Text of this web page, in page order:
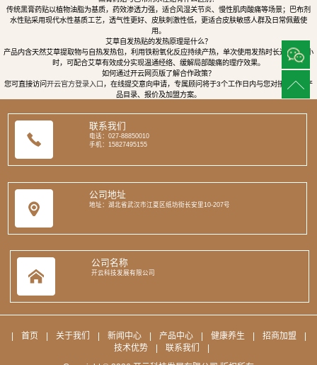
传统黑膏药贴以植物油脂为基质，药效渗透力强，适合风湿关节炎、慢性肌肉酸痛等场景；巴布剂
水性贴采用现代水性基质工艺，透气性更好、皮肤刺激性低，更适合皮肤敏感人群及日常佩戴使
用。
艾草自发热贴的发热原理是什么？
产品内含天然艾草提取物与自热发热包，利用铁粉氧化反应持续产热，单次使用发热时长达8至12小
时，可配合艾草有效成分实现温通经络、缓解局部酸痛的理疗效果。
如何通过开云网页版了解合作政策？
您可直接访问 开云官方登录入口，在线提交意向申请，专属顾问将于3个工作日内与您对接，提供产
品目录、报价及加盟方案。
联系我们
电话：027-88850010
手机：15827495155
公司地址
地址：湖北省武汉市江夏区纸坊街长安里10-207号
公司名称
开云科技发展有限公司
首页 关于我们 新闻中心 产品中心 健康养生 招商加盟
技术优势
联系我们